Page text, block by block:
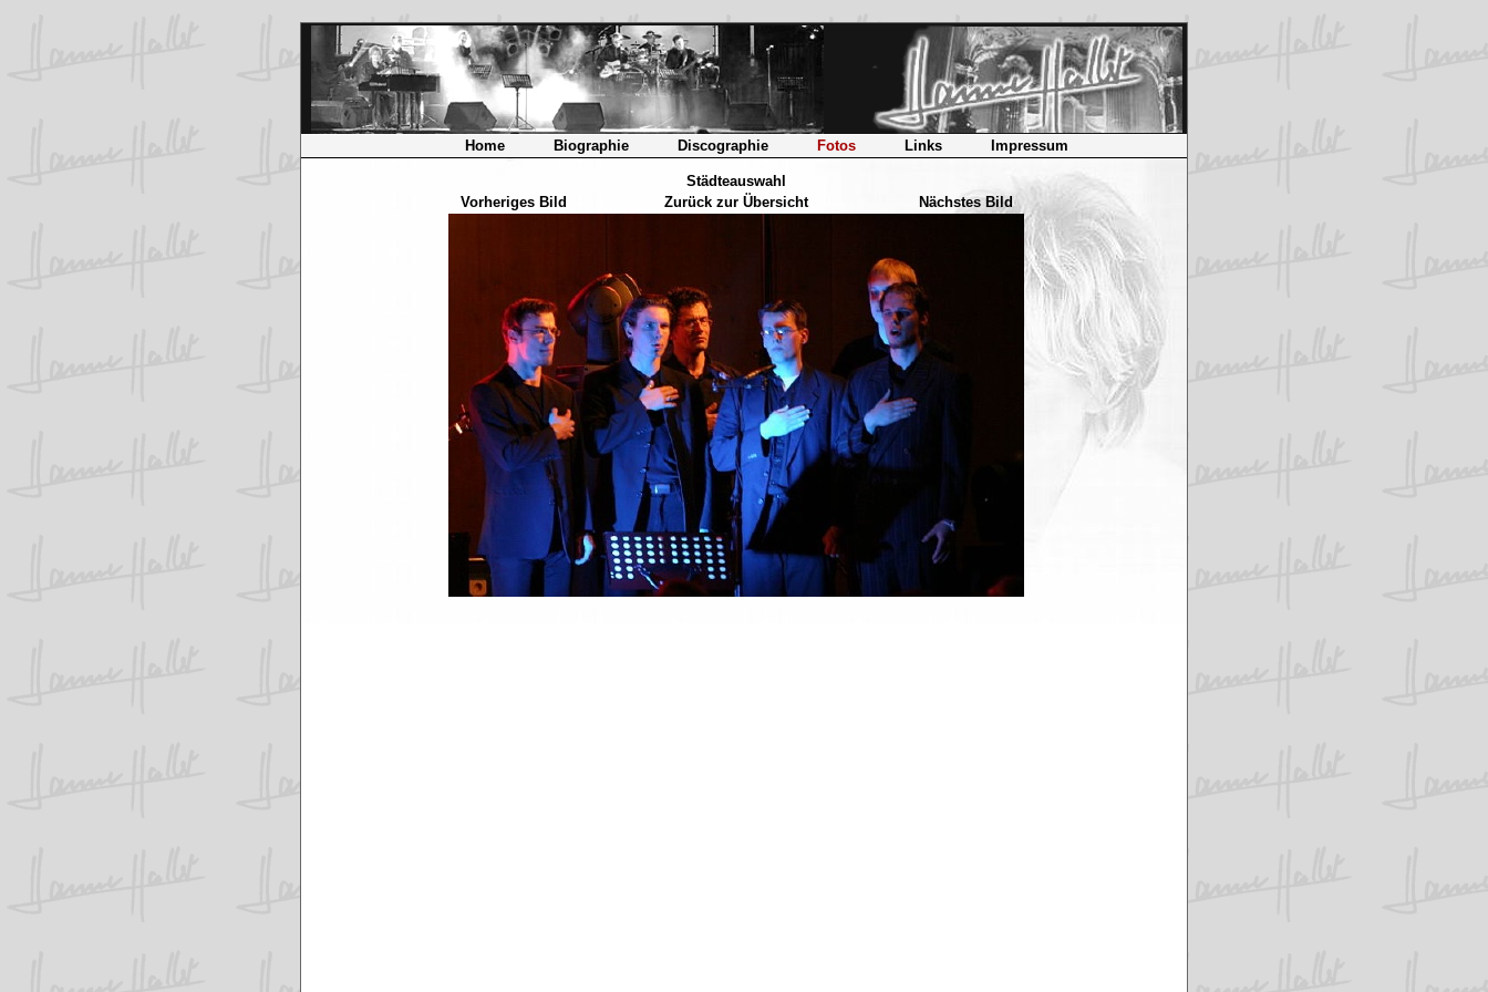
Home Biographie Discographie Fotos Links Impressum
Städteauswahl
Vorheriges Bild
Zurück zur Übersicht Nächstes Bild